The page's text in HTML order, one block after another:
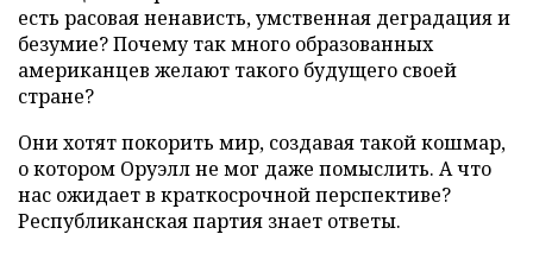
есть расовая ненависть, умственная деградация и
безумие? Почему так много образованных
американцев желают такого будущего своей
стране?
Они хотят покорить мир, создавая такой кошмар,
о котором Оруэлл не мог даже помыслить. А что
нас ожидает в краткосрочной перспективе?
Республиканская партия знает ответы.